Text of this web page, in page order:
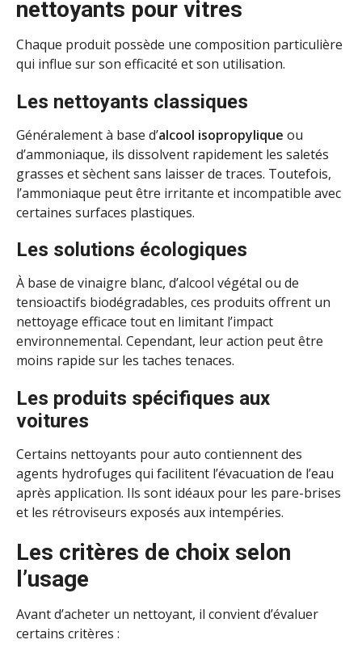
nettoyants pour vitres
Chaque produit possède une composition particulière
qui influe sur son efficacité et son utilisation.
Les nettoyants classiques
Généralement à base d’alcool isopropylique ou
d’ammoniaque, ils dissolvent rapidement les saletés
grasses et sèchent sans laisser de traces. Toutefois,
l’ammoniaque peut être irritante et incompatible avec
certaines surfaces plastiques.
Les solutions écologiques
À base de vinaigre blanc, d’alcool végétal ou de
tensioactifs biodégradables, ces produits offrent un
nettoyage efficace tout en limitant l’impact
environnemental. Cependant, leur action peut être
moins rapide sur les taches tenaces.
Les produits spécifiques aux
voitures
Certains nettoyants pour auto contiennent des
agents hydrofuges qui facilitent l’évacuation de l’eau
après application. Ils sont idéaux pour les pare-brises
et les rétroviseurs exposés aux intempéries.
Les critères de choix selon
l’usage
Avant d’acheter un nettoyant, il convient d’évaluer
certains critères :